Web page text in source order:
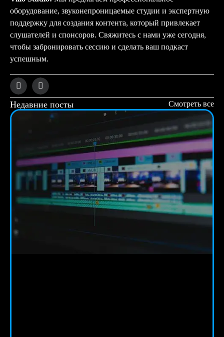
оборудование, звуконепроницаемые студии и экспертную
поддержку для создания контента, который привлекает
слушателей и спонсоров. Свяжитесь с нами уже сегодня,
чтобы забронировать сессию и сделать ваш подкаст
успешным.
Недавние посты Смотреть все